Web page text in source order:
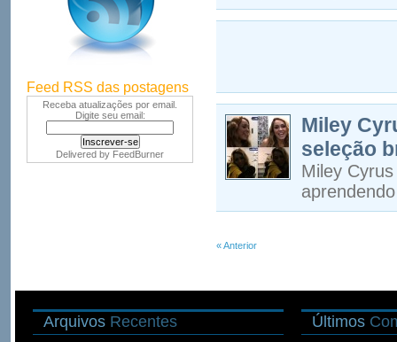
Feed RSS das postagens
Receba atualizações por email.
Digite seu email:
Delivered by FeedBurner
Miley
seleção
Miley
« Anterior
Arquivos Recentes Últimos